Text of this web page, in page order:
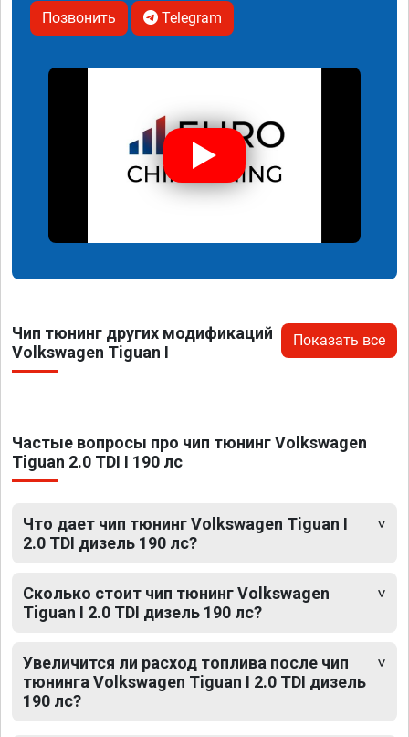
Позвонить Telegram
Чип тюнинг других модификаций
Volkswagen Tiguan I
Показать все
Частые вопросы про чип тюнинг Volkswagen
Tiguan 2.0 TDI I 190 лс
Что дает чип тюнинг Volkswagen Tiguan I
2.0 TDI дизель 190 лс?
Сколько стоит чип тюнинг Volkswagen
Tiguan I 2.0 TDI дизель 190 лс?
Увеличится ли расход топлива после чип
тюнинга Volkswagen Tiguan I 2.0 TDI дизель
190 лс?